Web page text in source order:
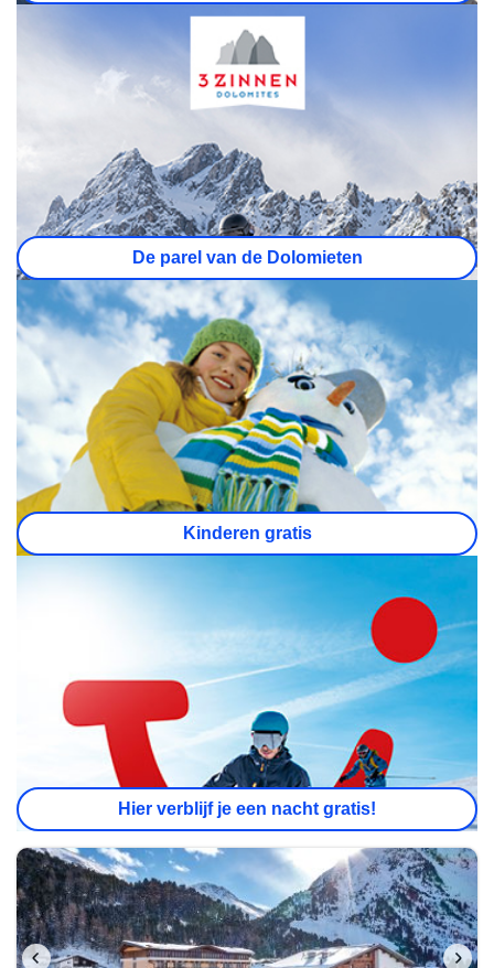
De parel van de Dolomieten
Kinderen gratis
Hier verblijf je een nacht gratis!